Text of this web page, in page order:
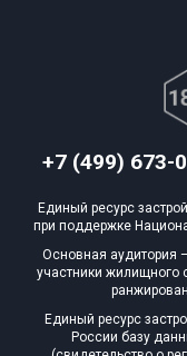
+7 (499) 673-
Единый ресурс
при поддержке
Основная аудитория
участники жилищного
Единый ресурс
России базу